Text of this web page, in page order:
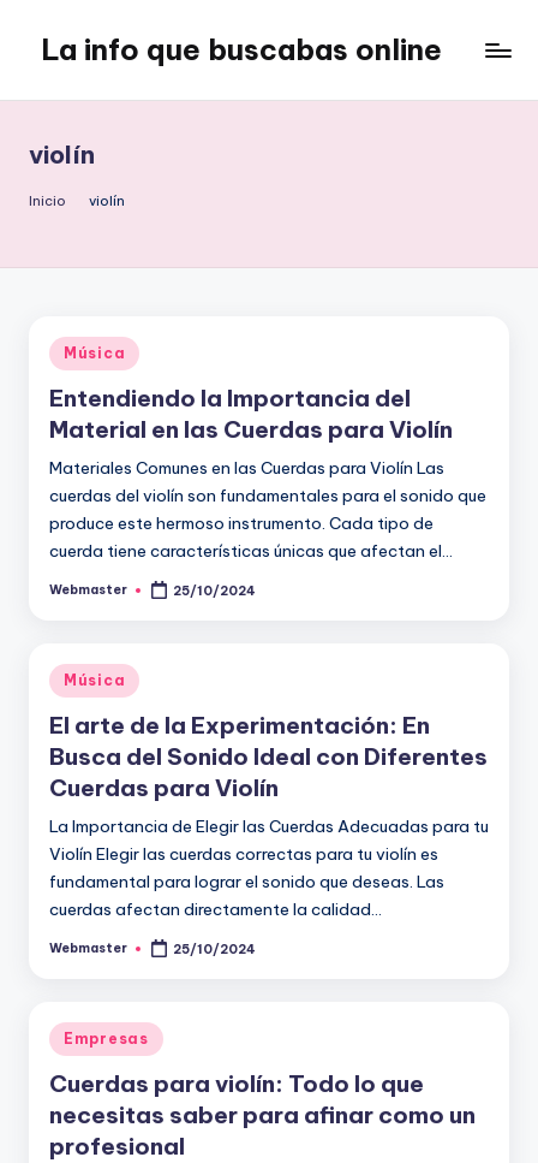
contenido
La info que buscabas online
para
aprender
y
violín
Inicio violín
Publicado
en
Música
Entendiendo la Importancia del
Material en las Cuerdas para Violín
Materiales Comunes en las Cuerdas para Violín Las
cuerdas del violín son fundamentales para el sonido que
produce este hermoso instrumento. Cada tipo de
cuerda tiene características únicas que afectan el…
Publicado
Webmaster 25/10/2024
Publicado
en
Música
El arte de la Experimentación: En
Busca del Sonido Ideal con Diferentes
Cuerdas para Violín
La Importancia de Elegir las Cuerdas Adecuadas para tu
Violín Elegir las cuerdas correctas para tu violín es
fundamental para lograr el sonido que deseas. Las
cuerdas afectan directamente la calidad…
Publicado
Webmaster 25/10/2024
Publicado
en
Empresas
Cuerdas para violín: Todo lo que
necesitas saber para afinar como un
profesional